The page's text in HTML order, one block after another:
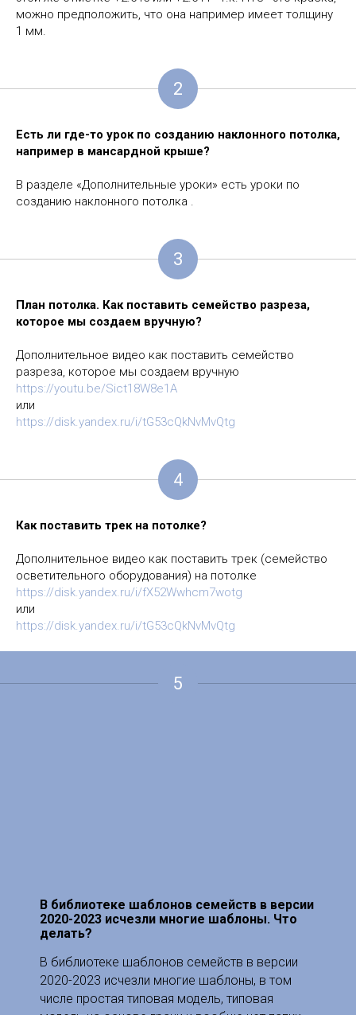
можно предположить, что она например имеет толщину
1 мм.
2
Есть ли где-то урок по созданию наклонного потолка,
например в мансардной крыше?
В разделе «Дополнительные уроки» есть уроки по
созданию наклонного потолка .
3
План потолка. Как поставить семейство разреза,
которое мы создаем вручную?
Дополнительное видео как поставить семейство
разреза, которое мы создаем вручную
https://youtu.be/Sict18W8e1A
или
https://disk.yandex.ru/i/tG53cQkNvMvQtg
4
Как поставить трек на потолке?
Дополнительное видео как поставить трек (семейство
осветительного оборудования) на потолке
https://disk.yandex.ru/i/fX52Wwhcm7wotg
или
https://disk.yandex.ru/i/tG53cQkNvMvQtg
5
В библиотеке шаблонов семейств в версии
2020-2023 исчезли многие шаблоны. Что
делать?
В библиотеке шаблонов семейств в версии
2020-2023 исчезли многие шаблоны, в том
числе простая типовая модель, типовая